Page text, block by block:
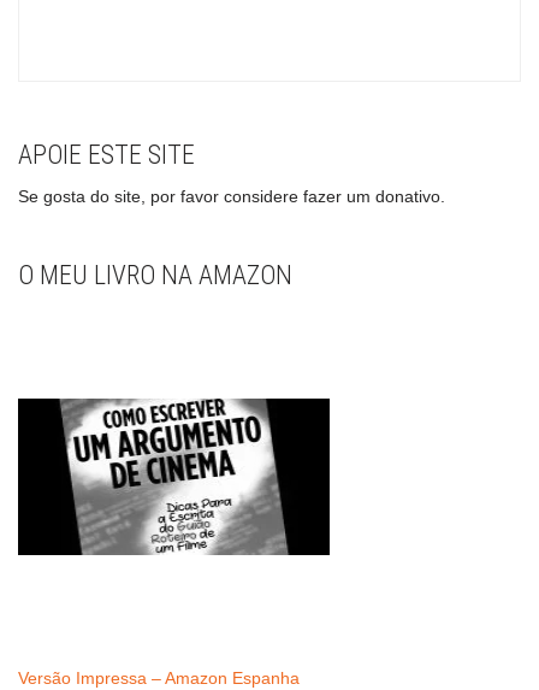
APOIE ESTE SITE
Se gosta do site, por favor considere fazer um donativo.
O MEU LIVRO NA AMAZON
Versão Impressa – Amazon Espanha